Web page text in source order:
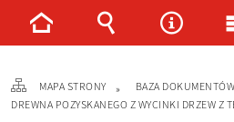
MAPA STRONY BAZA DOKUMENTÓW
DREWNA POZYSKANEGO Z WYCINKI DRZEW Z
Strona
główna
Wyszukiwarka